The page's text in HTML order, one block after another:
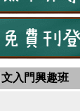
入門興趣班